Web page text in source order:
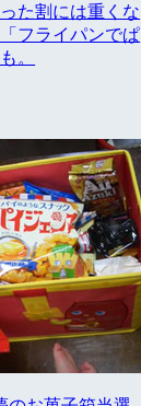
た割には重くな
フライパンでぱ
。